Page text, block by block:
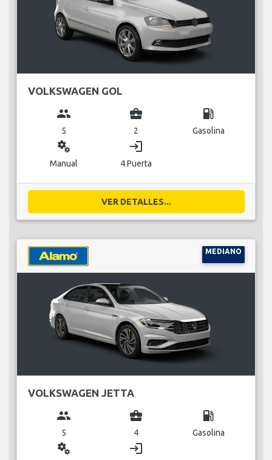
VOLKSWAGEN GOL
group
5
business_center
2
local_gas_station
Gasolina
miscellaneous_services
Manual
login
4 Puerta
VER DETALLES...
MEDIANO
VOLKSWAGEN JETTA
group
5
business_center
4
local_gas_station
Gasolina
miscellaneous_services login